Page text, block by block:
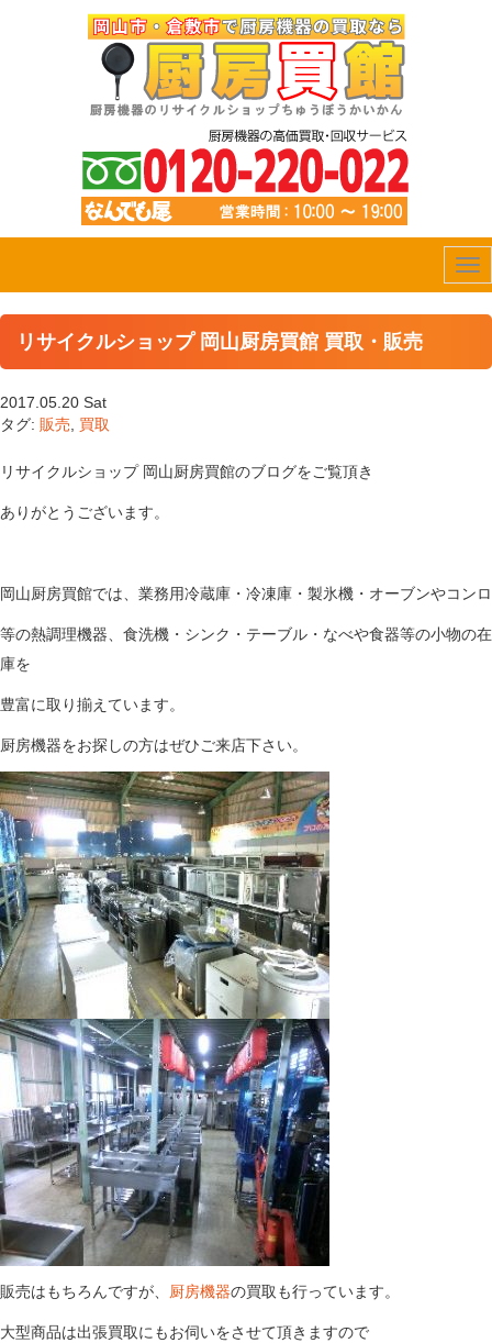
リサイクルショップ 岡山厨房買館 買取・販売
2017.05.20 Sat
タグ: 販売 買取
リサイクルショップ 岡山厨房買館のブログをご覧頂き
ありがとうございます。
岡山厨房買館では、業務用冷蔵庫・冷凍庫・製氷機・オーブンやコンロ
等の熱調理機器、食洗機・シンク・テーブル・なべや食器等の小物の在
庫を
豊富に取り揃えています。
厨房機器をお探しの方はぜひご来店下さい。
販売はもちろんですが、 厨房機器の買取も行っています。
大型商品は出張買取にもお伺いをさせて頂きますので